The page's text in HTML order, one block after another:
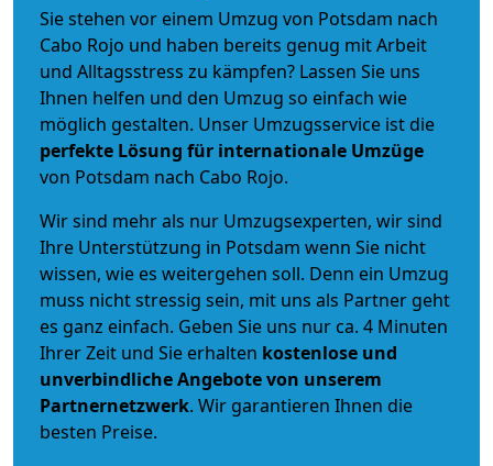
Sie stehen vor einem Umzug von Potsdam nach
Cabo Rojo und haben bereits genug mit Arbeit
und Alltagsstress zu kämpfen? Lassen Sie uns
Ihnen helfen und den Umzug so einfach wie
möglich gestalten. Unser Umzugsservice ist die
perfekte Lösung für internationale Umzüge
von Potsdam nach Cabo Rojo.
Wir sind mehr als nur Umzugsexperten, wir sind
Ihre Unterstützung in Potsdam wenn Sie nicht
wissen, wie es weitergehen soll. Denn ein Umzug
muss nicht stressig sein, mit uns als Partner geht
es ganz einfach. Geben Sie uns nur ca. 4 Minuten
Ihrer Zeit und Sie erhalten kostenlose und
unverbindlicheAngebote von unserem
Partnernetzwerk. Wir garantieren Ihnen die
besten Preise.